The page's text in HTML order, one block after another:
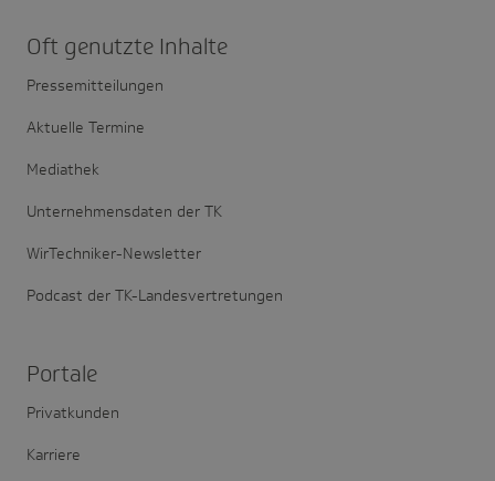
Oft genutzte Inhalte
Pressemitteilungen
Aktuelle Termine
Mediathek
Unternehmensdaten der TK
WirTechniker-Newsletter
Podcast der TK-Landesvertretungen
Portale
Privatkunden
Karriere